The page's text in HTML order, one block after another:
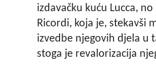
izdavačku kuću Lucca,
Ricordi, koja je, stekavši
izvedbe njegovih djela u
stoga je revalorizacija